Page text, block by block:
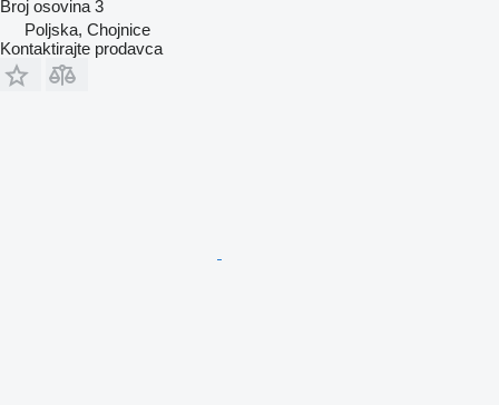
Broj osovina 3
Poljska, Chojnice
Kontaktirajte prodavca